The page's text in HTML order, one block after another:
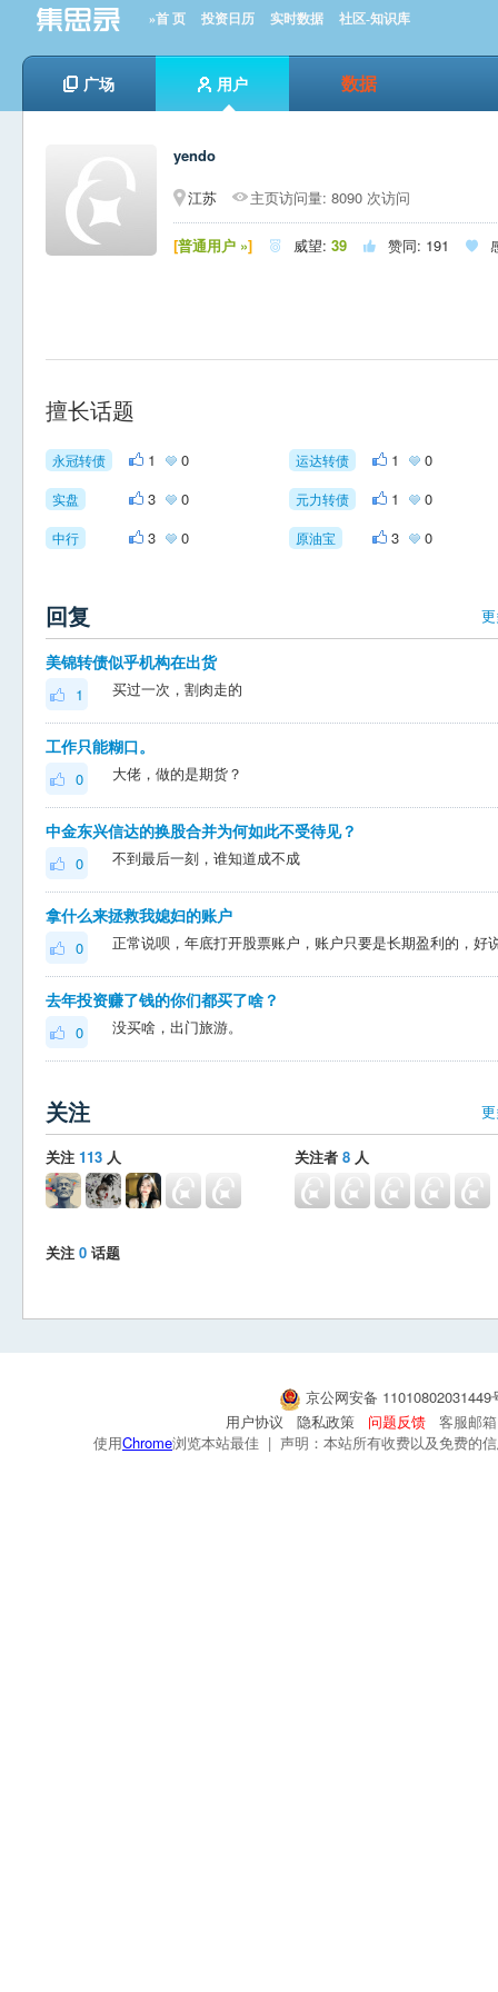
»首 页 投资日历 实时数据 社区-知识库
广场 用户 数据
yendo
江苏
主页访问量: 8090 次访问
[普通用户 »]  威望: 39  赞同: 191 
擅长话题
永冠转债 1 0 运达转债 1 0
实盘 3 0 元力转债 1 0
中行 3 0 原油宝 3 0
回复
美锦转债似乎机构在出货
1 买过一次，割肉走的
工作只能糊口。
0 大佬，做的是期货？
中金东兴信达的换股合并为何如此不受待见？
0 不到最后一刻，谁知道成不成
拿什么来拯救我媳妇的账户
0
去年投资赚了钱的你们都买了啥？
0 没买啥，出门旅游。
关注
关注 113 人 关注者 8 人
关注 0 话题
京公网安备
用户协议
隐私政策 问题反馈
客服邮
使用Chrome浏览本站最佳 | 声明：本站所有收费以及免费的